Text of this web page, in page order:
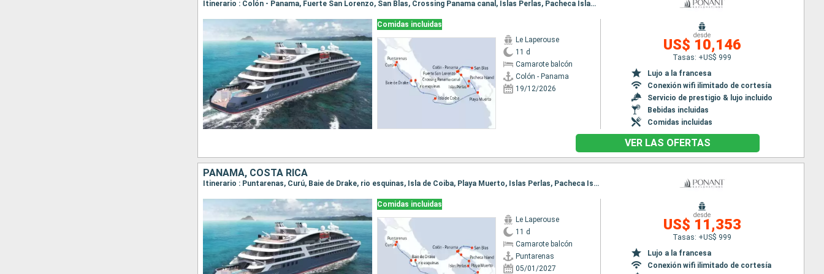
Itinerario : Colón - Panama, Fuerte San Lorenzo, San Blas, Crossing Panama canal, Islas Perlas, Pacheca Island, Playa Muerto, Isla de Coiba, rio esquinas, Baie de Drake, Curú, Puntarenas
Comidas incluidas
Le Laperouse
11 d
Camarote balcón
Colón - Panama
19/12/2026
desde
US$ 10,146
Tasas: +US$ 999
Lujo a la francesa
Conexión wifi ilimitado de cortesía
Servicio de prestigio & lujo incluido
Bebidas incluidas
Comidas incluidas
VER LAS OFERTAS
PANAMÁ, COSTA RICA
Itinerario : Puntarenas, Curú, Baie de Drake, rio esquinas, Isla de Coiba, Playa Muerto, Islas Perlas, Pacheca Island, Crossing Panama canal, San Blas, Fuerte San Lorenzo, Colón - Panama
Comidas incluidas
Le Laperouse
11 d
Camarote balcón
Puntarenas
05/01/2027
desde
US$ 11,353
Tasas: +US$ 999
Lujo a la francesa
Conexión wifi ilimitado de cortesía